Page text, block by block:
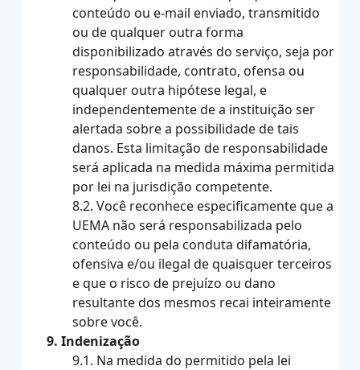
conteúdo ou e-mail enviado, transmitido
ou de qualquer outra forma
disponibilizado através do serviço, seja por
responsabilidade, contrato, ofensa ou
qualquer outra hipótese legal, e
independentemente de a instituição ser
alertada sobre a possibilidade de tais
danos. Esta limitação de responsabilidade
será aplicada na medida máxima permitida
por lei na jurisdição competente.
8.2. Você reconhece especificamente que a
UEMA não será responsabilizada pelo
conteúdo ou pela conduta difamatória,
ofensiva e/ou ilegal de quaisquer terceiros
e que o risco de prejuízo ou dano
resultante dos mesmos recai inteiramente
sobre você.
9. Indenização
9.1. Na medida do permitido pela lei